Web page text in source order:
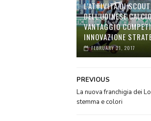
L’ATTIVITÀ DI
DELL’UDINESE
VANTAGGIO
INNOVAZIONE
FEBRUARY 21, 2017
PREVIOUS
La nuova franchigia dei
stemma e colori